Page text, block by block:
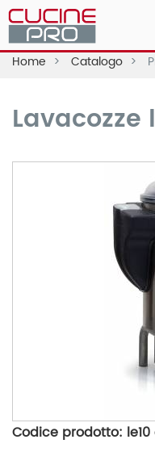
Home Catalogo
Lavacozze
Codice prodotto: